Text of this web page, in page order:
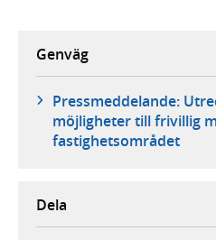
Genväg
Pressmeddelande:
möjligheter till frivillig
fastighetsområdet
Dela